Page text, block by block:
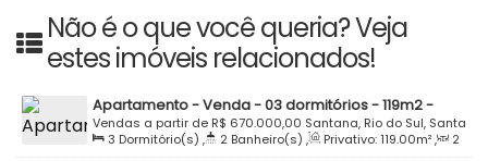
Não é o que você queria? Veja
estes imóveis relacionados!
Apartamento - Venda - 03 dormitórios - 119m2 -
Semi Mobiliado - Edifício Villa Vicenza - Santana -
Rio do Sul
R$ 670.000,00
Vendas a partir de
Santana, Rio do Sul, Santa
Catarina, Brasil
3 Dormitório(s) , 2 Banheiro(s) , Privativo:119.00m²,
2